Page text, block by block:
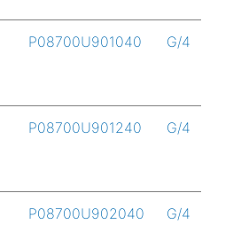
P08700U901040 G/4
P08700U901240 G/4
P08700U902040 G/4